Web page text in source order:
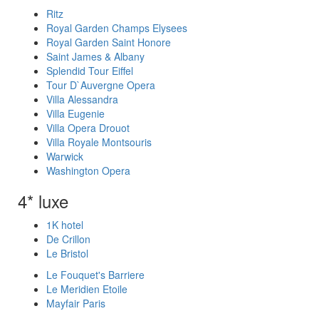
Ritz
Royal Garden Champs Elysees
Royal Garden Saint Honore
Saint James & Albany
Splendid Tour Eiffel
Tour D`Auvergne Opera
Villa Alessandra
Villa Eugenie
Villa Opera Drouot
Villa Royale Montsouris
Warwick
Washington Opera
4* luxe
1K hotel
De Crillon
Le Bristol
Le Fouquet's Barriere
Le Meridien Etoile
Mayfair Paris